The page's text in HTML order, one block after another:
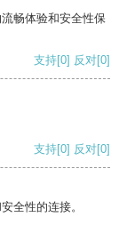
畅体验和安全性保
支持[0] 反对[0]
支持[0] 反对[0]
全性的连接。